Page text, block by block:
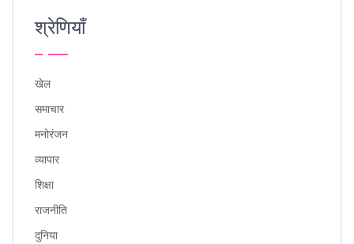
श्रेणियाँ
खेल
समाचार
मनोरंजन
व्यापार
शिक्षा
राजनीति
दुनिया